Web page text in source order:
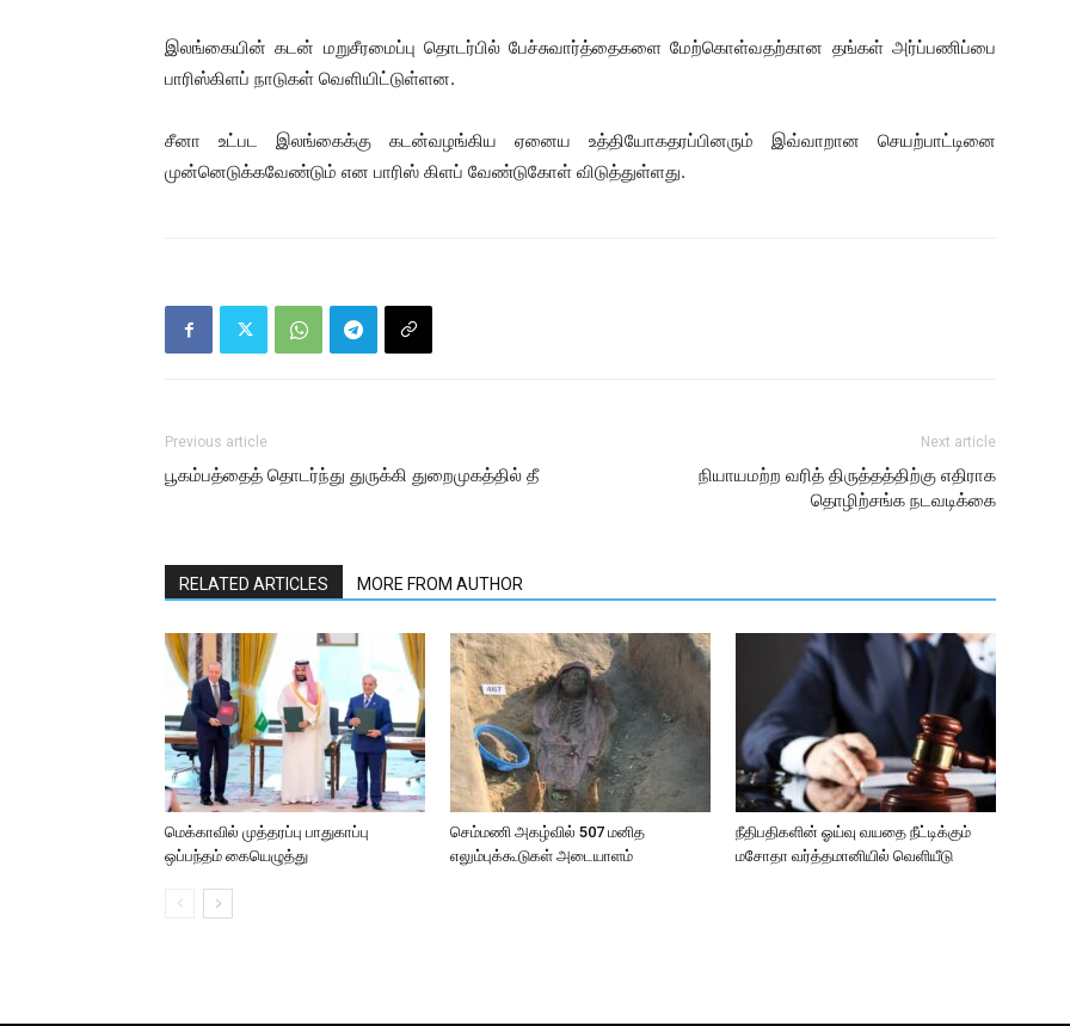
இலங்கையின் கடன் மறுசீரமைப்பு தொடர்பில் பேச்சுவார்த்தைகளை மேற்கொள்வதற்கான தங்கள் அர்ப்பணிப்பை
பாரிஸ்கிளப் நாடுகள் வெளியிட்டுள்ளன.
சீனா உட்பட இலங்கைக்கு கடன்வழங்கிய ஏனைய உத்தியோகதரப்பினரும் இவ்வாறான செயற்பாட்டினை
முன்னெடுக்கவேண்டும் என பாரிஸ் கிளப் வேண்டுகோள் விடுத்துள்ளது.
Previous article
பூகம்பத்தைத் தொடர்ந்து துருக்கி துறைமுகத்தில் தீ
Next article
நியாயமற்ற வரித் திருத்தத்திற்கு எதிராக
தொழிற்சங்க நடவடிக்கை
RELATED ARTICLES MORE FROM AUTHOR
மெக்காவில் முத்தரப்பு பாதுகாப்பு
ஒப்பந்தம் கையெழுத்து
செம்மணி அகழ்வில் 507 மனித
எலும்புக்கூடுகள் அடையாளம்
நீதிபதிகளின் ஓய்வு வயதை நீட்டிக்கும்
மசோதா வர்த்தமானியில் வெளியீடு